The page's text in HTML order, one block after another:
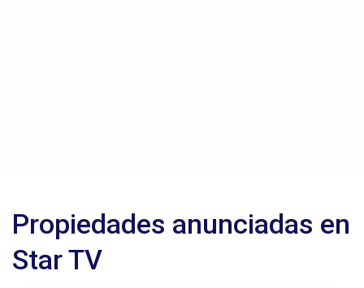
Propiedades anunciadas en
Star TV